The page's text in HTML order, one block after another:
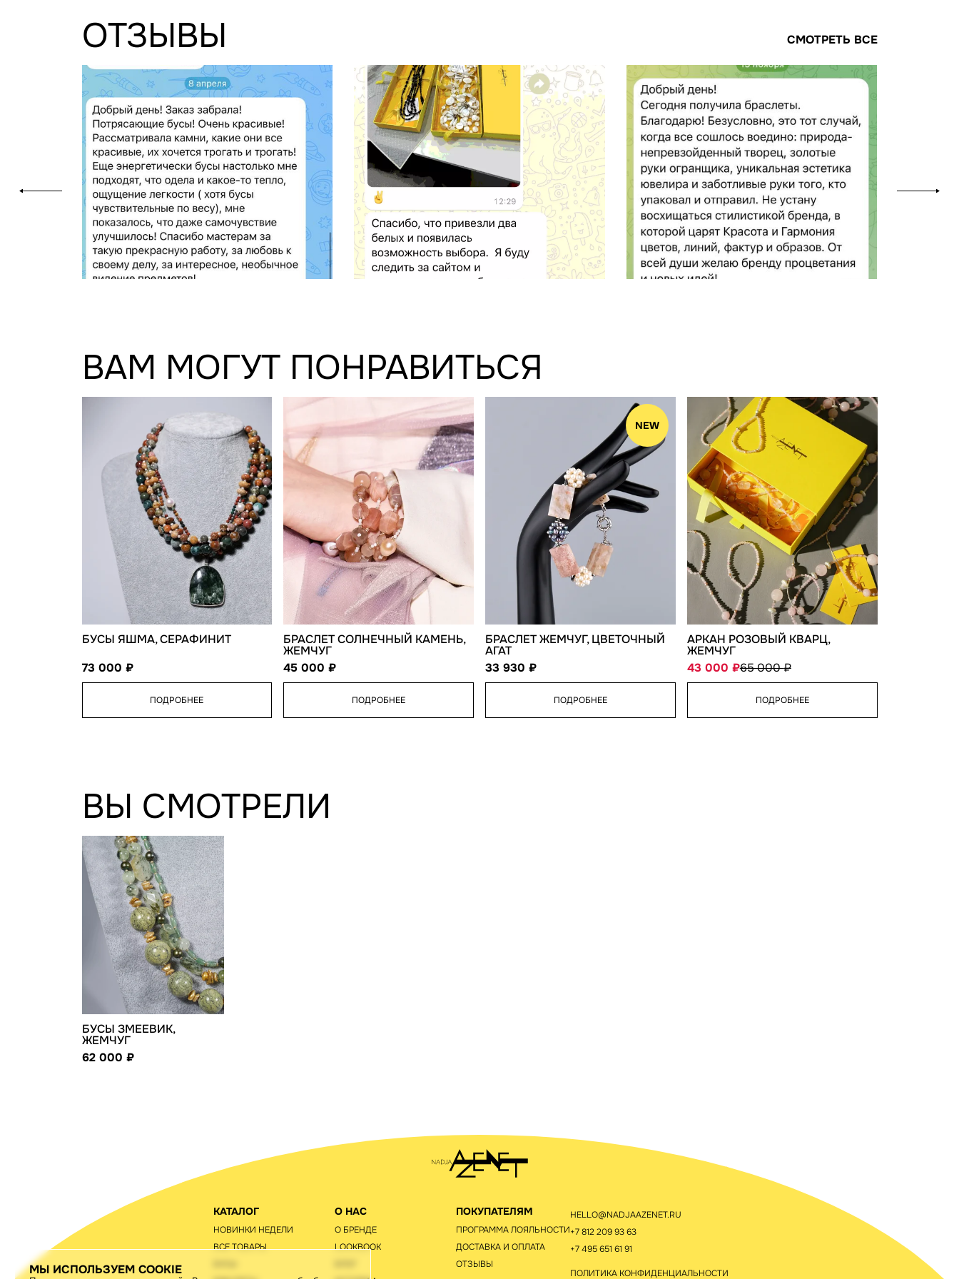
ОТЗЫВЫ СМОТРЕТЬ ВСЕ
ВАМ МОГУТ ПОНРАВИТЬСЯ
БУСЫ ЯШМА, СЕРАФИНИТ
73 000
ПОДРОБНЕЕ
БРАСЛЕТ СОЛНЕЧНЫЙ КАМЕНЬ,
ЖЕМЧУГ
45 000
ПОДРОБНЕЕ
NEW
БРАСЛЕТ ЖЕМЧУГ, ЦВЕТОЧНЫЙ
АГАТ
33 930
ПОДРОБНЕЕ
АРКАН РОЗОВЫЙ КВАРЦ,
ЖЕМЧУГ
43 000
65 000
ПОДРОБНЕЕ
ВЫ СМОТРЕЛИ
БУСЫ ЗМЕЕВИК,
ЖЕМЧУГ
62 000
МЫ ИСПОЛЬЗУЕМ COOKIE
КАТАЛОГ
НОВИНКИ НЕДЕЛИ
ВСЕ ТОВАРЫ
О НАС
О БРЕНДЕ
LOOKBOOK
ПОКУПАТЕЛЯМ
ПРОГРАММА ЛОЯЛЬНОСТИ
ДОСТАВКА И ОПЛАТА
ОТЗЫВЫ
HELLO@NADJAAZENET.RU
+7 812 209 93 63
+7 495 651 61 91
ПОЛИТИКА КОНФИДЕНЦИАЛЬНОСТИ